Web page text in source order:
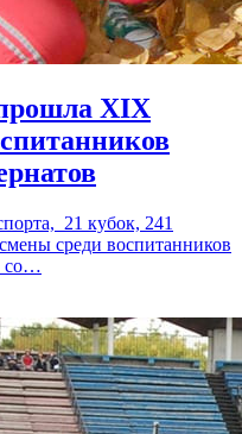
XIX
21 кубок, 241
среди воспитанников
со…